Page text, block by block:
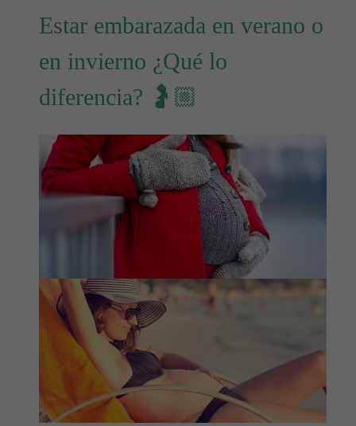
Estar embarazada en verano o
en invierno ¿Qué lo
diferencia? 🤰🏼